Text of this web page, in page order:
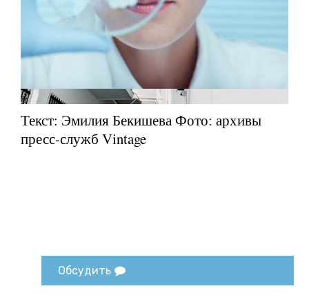
Текст: Эмилия Бекишева Фото: архивы
пресс-служб Vintage
Обсудить